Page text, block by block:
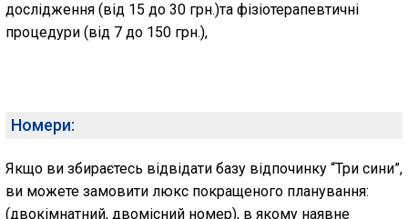
дослідження (від 15 до 30 грн.)та фізіотерапевтичні
процедури (від 7 до 150 грн.),
Номери:
Якщо ви збираєтесь відвідати базу відпочинку “Три сини”,
ви можете замовити люкс покращеного планування:
(двокімнатний, двомісний номер), в якому наявне